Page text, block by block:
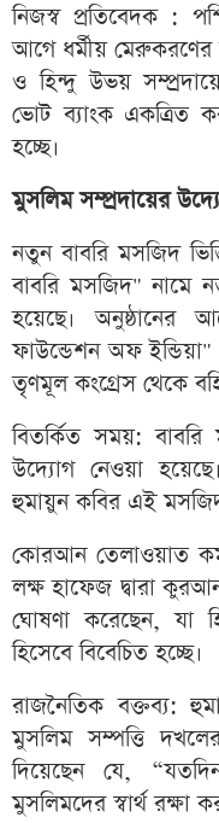
নিজস্ব প্রতিবেদক :
আগে ধর্মীয় মেরুকরণের
ও হিন্দু উভয়
ভোট ব্যাংক একত্রিত
হচ্ছে।
মুসলিম সম্প্রদায়ের
নতুন বাবরি মসজিদ
বাবরি মসজিদ" নামে
হয়েছে। অনুষ্ঠানের
ফাউন্ডেশন অফ
তৃণমূল কংগ্রেস থেকে
বিতর্কিত সময়:
উদ্যোগ নেওয়া
হুমায়ুন কবির এই মসজিদ
কোরআন তেলাওয়াত
লক্ষ হাফেজ দ্বারা
ঘোষণা করেছেন, যা
হিসেবে বিবেচিত হচ্ছে।
রাজনৈতিক বক্তব্য:
মুসলিম সম্পত্তি
দিয়েছেন যে,
মুসলিমদের স্বার্থ রক্ষা